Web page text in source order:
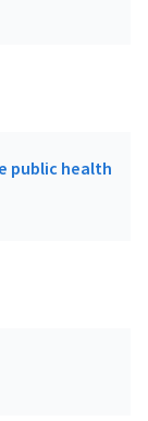
public health